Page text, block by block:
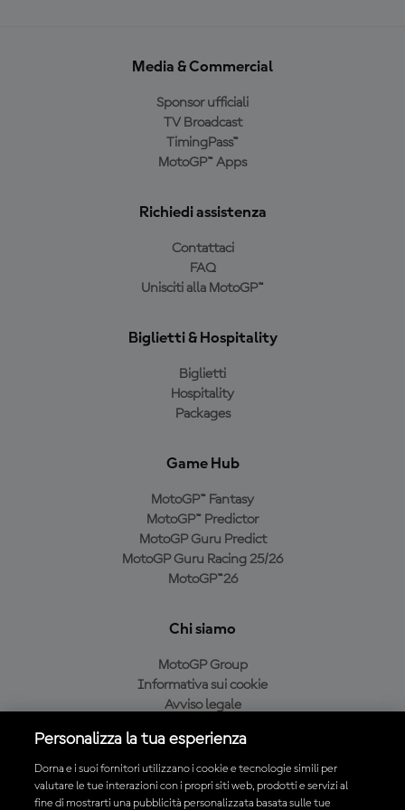
Media & Commercial
Sponsor ufficiali
TV Broadcast
TimingPass™
MotoGP™ Apps
Richiedi assistenza
Contattaci
FAQ
Unisciti alla MotoGP™
Biglietti & Hospitality
Biglietti
Hospitality
Packages
Game Hub
MotoGP™ Fantasy
MotoGP™ Predictor
MotoGP Guru Predict
MotoGP Guru Racing 25/26
MotoGP™26
Chi siamo
MotoGP Group
Informativa sui cookie
Avviso legale
Condizioni di acquisto
Personalizza la tua esperienza
Dorna e i suoi fornitori utilizzano i cookie e tecnologie simili per
valutare le tue interazioni con i propri siti web, prodotti e servizi al
fine di mostrarti una pubblicità personalizzata basata sulle tue